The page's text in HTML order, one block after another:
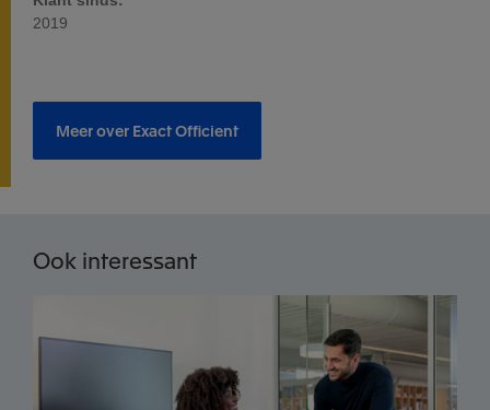
2019
Meer over Exact Officient
Ook interessant